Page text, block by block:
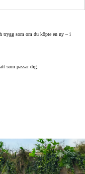
trygg som om du köpte en ny – i
som passar dig.